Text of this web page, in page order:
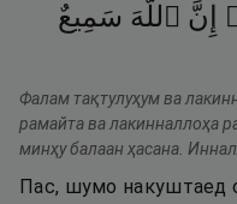
إِنَّ ٱللَّهَ سَمِيعٌ
Фалам тақтулуҳум ва
рамайта ва лакинналлоҳа
минҳу балаан ҳасана.
Пас, шумо накуштаед